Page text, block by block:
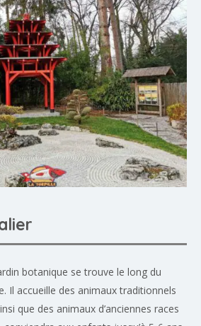
botanique se trouve le long du
Il accueille des animaux traditionnels
que des animaux d’anciennes races